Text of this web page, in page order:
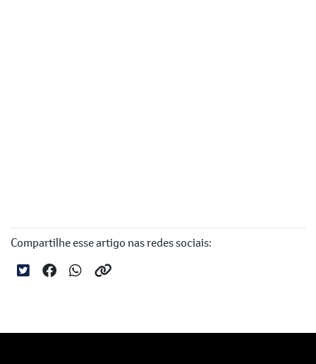
Compartilhe esse artigo nas redes sociais: